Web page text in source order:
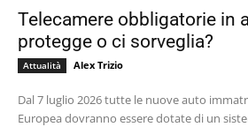
Telecamere obbligatorie in
protegge o ci sorveglia?
Attualità Alex Trizio
Dal 7 luglio 2026 tutte le nuove auto
Europea dovranno essere dotate di un